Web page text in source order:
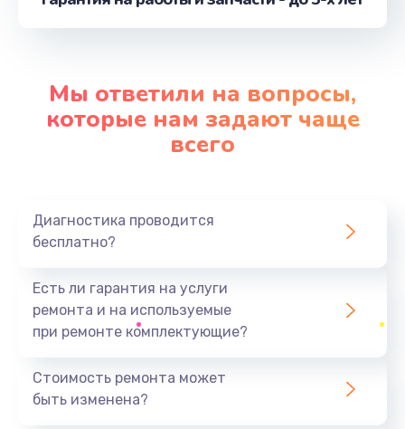
от 3900 руб.
от 1490 руб.
Заказать
от 990 руб.
Заказать
Замена экрана
Мы ответили на вопросы,
которые нам задают чаще
всего
Диагностика проводится
бесплатно?
Есть ли гарантия на услуги
ремонта и на используемые
при ремонте комплектующие?
Стоимость ремонта может
быть изменена?